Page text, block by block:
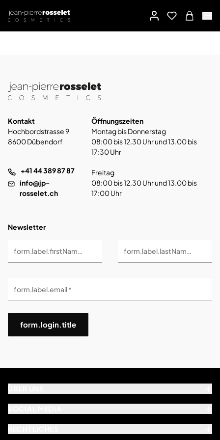
Kontakt
Hochbordstrasse 9
8600 Dübendorf
+41 44 389 87 87
info@jp-
rosselet.ch
Öffnungszeiten
Montag bis Donnerstag
08:00 bis 12.30 Uhr und 13.00 bis
17:30 Uhr
Freitag
08:00 bis 12.30 Uhr und 13.00 bis
17:00 Uhr
Newsletter
form.label.firstName * form.label.lastName *
form.label.email *
form.login.title